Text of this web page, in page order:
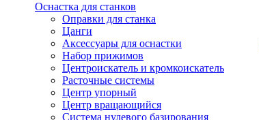
Оснастка для станков
Оправки для станка
Цанги
Аксессуары для оснастки
Набор прижимов
Центроискатель и кромкоискатель
Расточные системы
Центр упорный
Центр вращающийся
Система нулевого базирования